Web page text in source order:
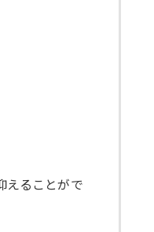
えることがで